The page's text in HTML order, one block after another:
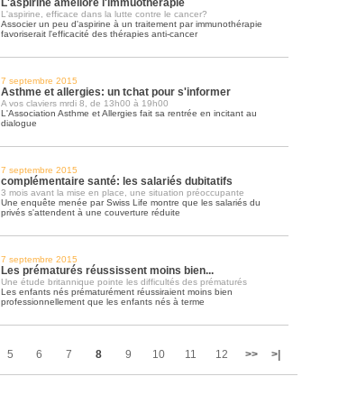
L'aspirine améliore l'immuothérapie
L'aspirine, efficace dans la lutte contre le cancer?
Associer un peu d'aspirine à un traitement par immunothérapie
favoriserait l'efficacité des thérapies anti-cancer
7 septembre 2015
Asthme et allergies: un tchat pour s'informer
A vos claviers mrdi 8, de 13h00 à 19h00
L'Association Asthme et Allergies fait sa rentrée en incitant au
dialogue
7 septembre 2015
complémentaire santé: les salariés dubitatifs
3 mois avant la mise en place, une situation préoccupante
Une enquête menée par Swiss Life montre que les salariés du
privés s'attendent à une couverture réduite
7 septembre 2015
Les prématurés réussissent moins bien...
Une étude britannique pointe les difficultés des prématurés
Les enfants nés prématurément réussiraient moins bien
professionnellement que les enfants nés à terme
5 6 7 8 9 10 11 12 >> >|